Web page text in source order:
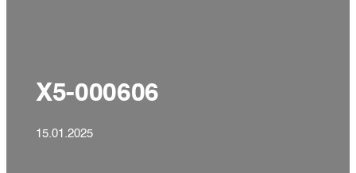
X5-000606
15.01.2025